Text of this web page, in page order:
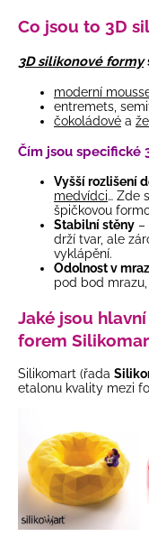
Co jsou to 3D
3D silikonové formy
moderní
entremets,
čokoládové a
Čím jsou specifické
Vyšší rozlišení
medvídci… Zde
špičkovou
Stabilní stěny –
drží tvar, ale
vyklápění.
Odolnost v
pod bod
Jaké jsou
forem
Silikomart (řada
etalonu kvality mezi